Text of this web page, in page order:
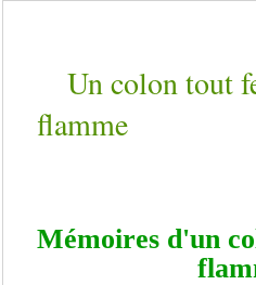
Un colon tout
flamme
Mémoires d'un